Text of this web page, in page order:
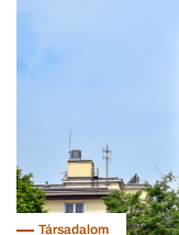
Társadalom